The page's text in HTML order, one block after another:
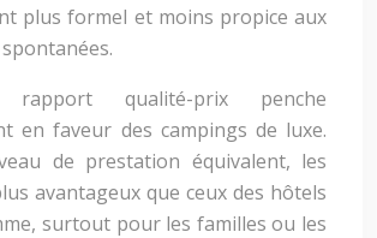
plus formel et moins propice aux
qualité-prix penche
en faveur des campings de luxe.
de prestation équivalent, les
avantageux que ceux des hôtels
surtout pour les familles ou les